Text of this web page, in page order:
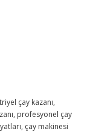
çay kazanı,
profesyonel çay
çay makinesi